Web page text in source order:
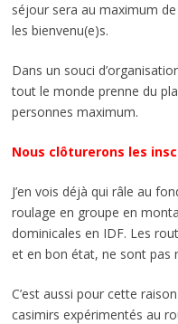
séjour sera au maximum
les bienvenu(e)s.
Dans un souci
tout le monde prenne du
personnes maximum.
Nous clôturerons les
J’en vois déjà qui râle au
roulage en groupe en
dominicales en IDF. Les
et en bon état, ne sont pas
C’est aussi pour cette
casimirs expérimentés au